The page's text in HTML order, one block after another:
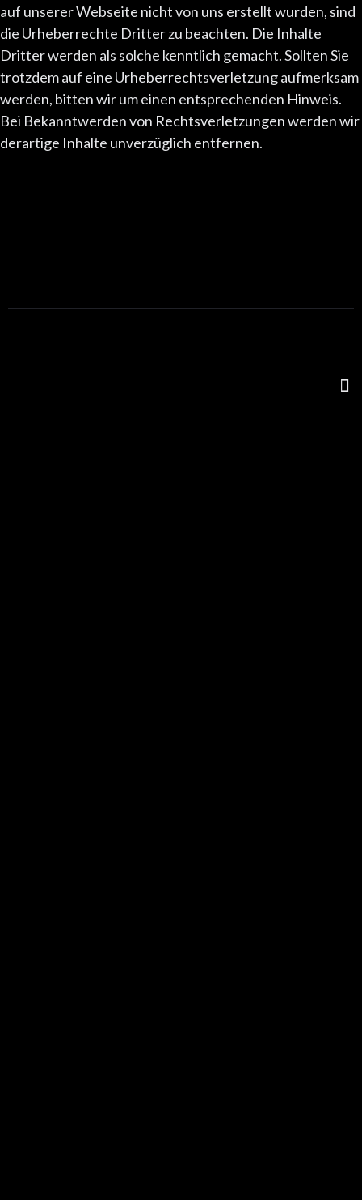
auf unserer Webseite nicht von uns erstellt wurden, sind
die Urheberrechte Dritter zu beachten. Die Inhalte
Dritter werden als solche kenntlich gemacht. Sollten Sie
trotzdem auf eine Urheberrechtsverletzung aufmerksam
werden, bitten wir um einen entsprechenden Hinweis.
Bei Bekanntwerden von Rechtsverletzungen werden wir
derartige Inhalte unverzüglich entfernen.